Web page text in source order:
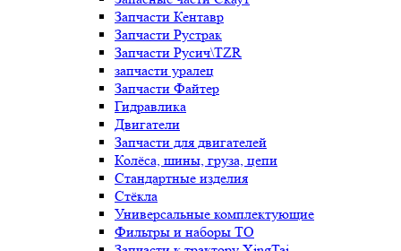
Запчасти Кентавр
Запчасти Рустрак
Запчасти Русич\TZR
запчасти уралец
Запчасти Файтер
Гидравлика
Двигатели
Запчасти для двигателей
Колёса, шины, груза, цепи
Стандартные изделия
Стёкла
Универсальные комплектующие
Фильтры и наборы ТО